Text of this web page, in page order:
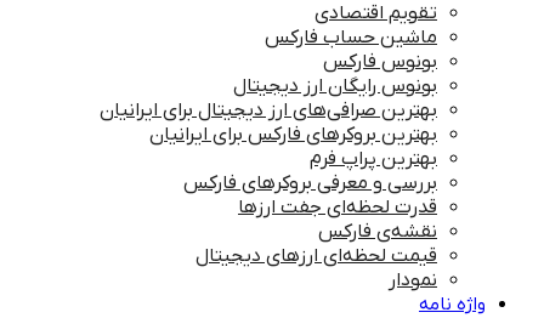
تقویم اقتصادی
ماشین حساب فارکس
بونوس فارکس
بونوس رایگان ارز دیجیتال
بهترین صرافی‌های ارز دیجیتال برای ایرانیان
بهترین بروکرهای فارکس برای ایرانیان
بهترین پراپ‌ فرم
بررسی و معرفی بروکرهای فارکس
قدرت لحظه‌ای جفت ارزها
نقشه‌ی فارکس
قیمت لحظه‌ای ارزهای دیجیتال
نمودار
واژه نامه